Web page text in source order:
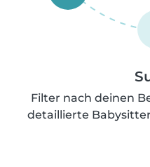
Filter nach deinen
detaillierte